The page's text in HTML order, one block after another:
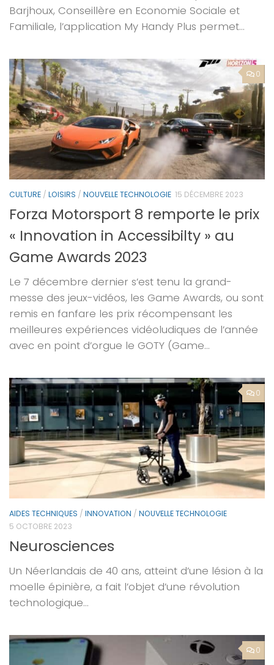
Barjhoux, Conseillère en Economie Sociale et
Familiale, l’application My Handy Plus permet...
0
CULTURE / LOISIRS / NOUVELLE TECHNOLOGIE 15 DÉCEMBRE 2023
Forza Motorsport 8 remporte le prix
« Innovation in Accessibilty » au
Game Awards 2023
Le 7 décembre dernier s’est tenu la grand-
messe des jeux-vidéos, les Game Awards, ou sont
remis en fanfare les prix récompensant les
meilleures expériences vidéoludiques de l’année
avec en point d’orgue le GOTY (Game...
0
AIDES TECHNIQUES / INNOVATION / NOUVELLE TECHNOLOGIE
5 OCTOBRE 2023
Neurosciences
Un Néerlandais de 40 ans, atteint d’une lésion à la
moelle épinière, a fait l’objet d’une révolution
technologique…
0